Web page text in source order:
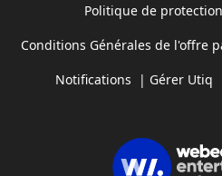
Politique de
Conditions Générales de l'offre
Notifications | Gérer Utiq